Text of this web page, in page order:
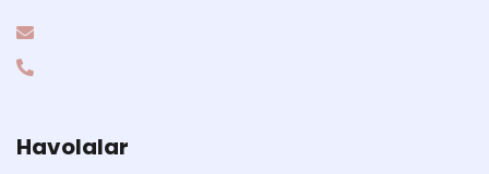
Havolalar